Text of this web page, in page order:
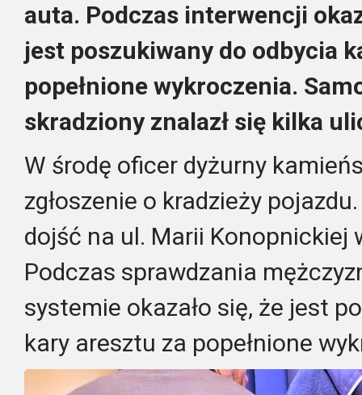
auta. Podczas interwencji
jest poszukiwany do odbycia
popełnione wykroczenia.
skradziony znalazł się kilka
W środę oficer dyżurny
zgłoszenie o kradzieży
dojść na ul. Marii Konopnickiej
Podczas sprawdzania
systemie okazało się, że jest
kary aresztu za popełnione